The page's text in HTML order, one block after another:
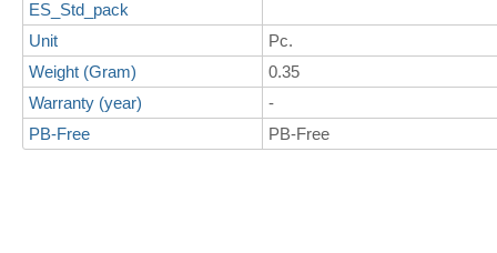
ES_Std_pack
Unit
Pc.
Weight (Gram)
0.35
Warranty (year)
-
PB-Free
PB-Free